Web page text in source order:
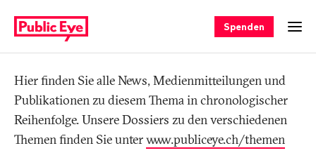
auf
publiceye.ch
Spenden
Tag
Hier finden Sie alle News, Medienmitteilungen und
Publikationen zu diesem Thema in chronologischer
Reihenfolge. Unsere Dossiers zu den verschiedenen
Themen finden Sie unterwww.publiceye.ch/themen